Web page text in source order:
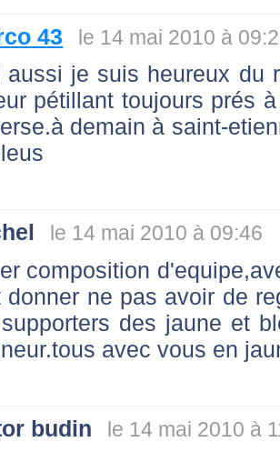
43 le 14 mai 2010 à
aussi je suis heureux du
pétillant toujours prés
demain à saint-
le 14 mai 2010 à 09:46
composition
donner ne pas avoir de
des jaune et
avec vous en
budin le 14 mai 2010 à